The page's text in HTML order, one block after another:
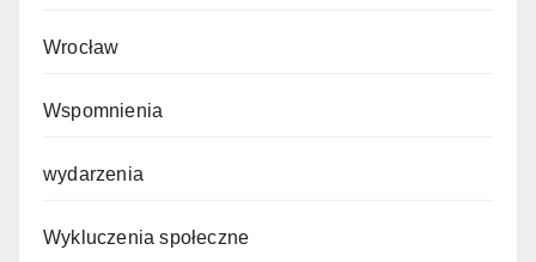
Wrocław
Wspomnienia
wydarzenia
Wykluczenia społeczne